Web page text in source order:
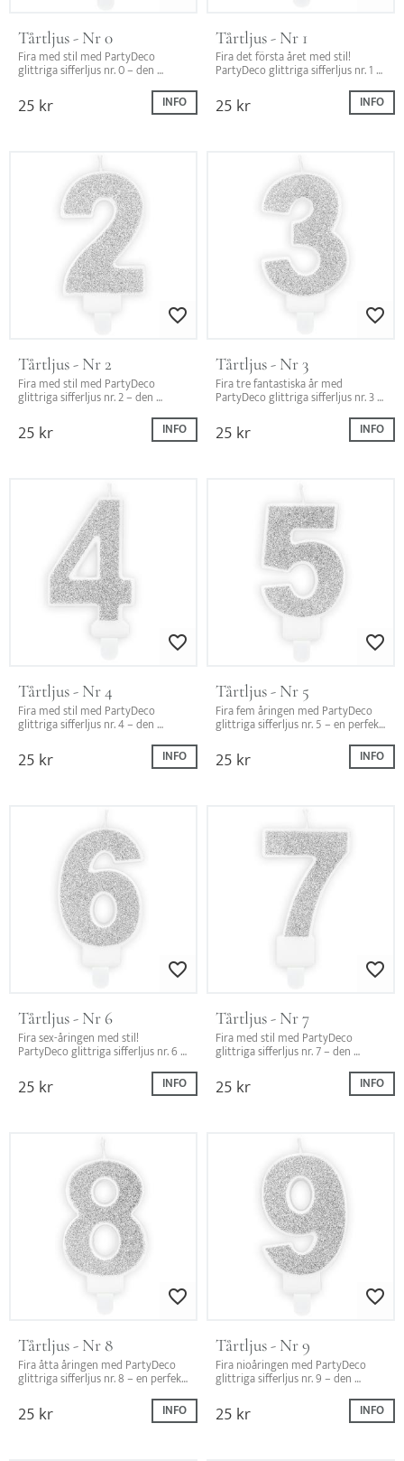
Tårtljus - Nr 0
Fira med stil med PartyDeco
glittriga sifferljus nr. 0 – den
jubileum eller födelsedag!
25kr INFO
Tårtljus - Nr 1
Fira det första året med stil!
PartyDeco glittriga sifferljus nr. 1 –
tårtan.
25kr INFO
Lägg till i favoriter
Tårtljus - Nr 2
Fira med stil med PartyDeco
glittriga sifferljus nr. 2 – den
födelsedagstårtan!
25kr INFO
Lägg till i
Tårtljus - Nr 3
Fira tre fantastiska år med
PartyDeco glittriga sifferljus nr. 3 –
födelsedagstårtan!
25kr INFO
Lägg till i favoriter
Tårtljus - Nr 4
Fira med stil med PartyDeco
glittriga sifferljus nr. 4 – den
födelsedagstårtan!
25kr INFO
Lägg till i
Tårtljus - Nr 5
Fira fem åringen med PartyDeco
glittriga sifferljus nr. 5 – en perfekt
25kr INFO
Lägg till i favoriter
Tårtljus - Nr 6
Fira sex-åringen med stil!
PartyDeco glittriga sifferljus nr. 6
födelsedagstårtan.
25kr INFO
Lägg till i
Tårtljus - Nr 7
Fira med stil med PartyDeco
glittriga sifferljus nr. 7 – den
födelsedagstårtan!
25kr INFO
Lägg till i favoriter
Tårtljus - Nr 8
Fira åtta åringen med PartyDeco
glittriga sifferljus nr. 8 – en perfekt
25kr INFO
Lägg till i
Tårtljus - Nr 9
Fira nioåringen med PartyDeco
glittriga sifferljus nr. 9 – den
födelsedagstårtan!
25kr INFO